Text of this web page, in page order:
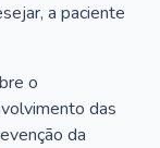
a paciente
o
das
da